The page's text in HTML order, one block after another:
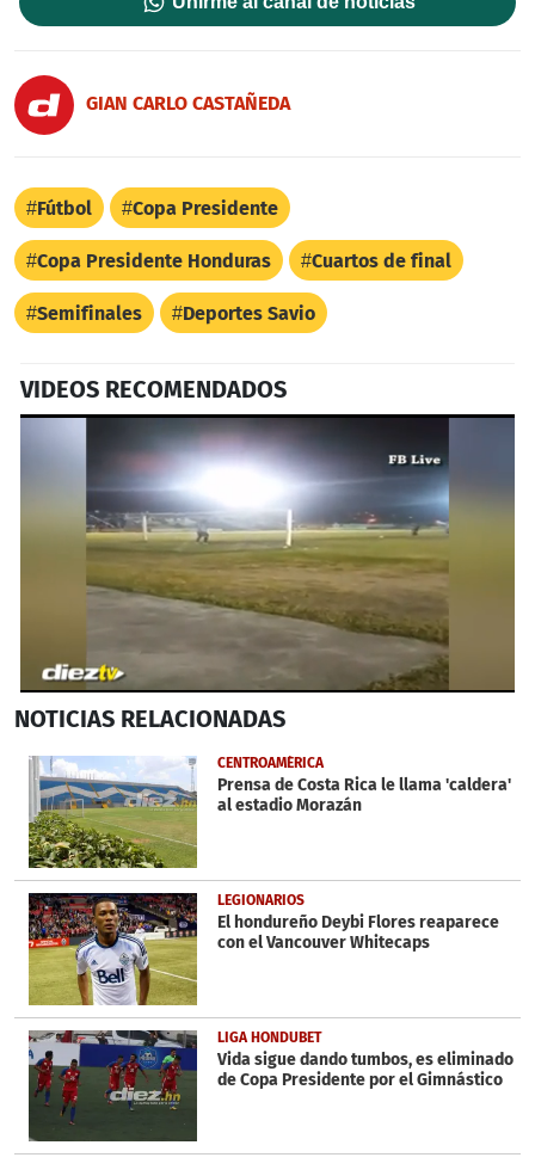
GIAN CARLO CASTAÑEDA
Fútbol Copa Presidente
Copa Presidente Honduras Cuartos de final
Semifinales Deportes Savio
VIDEOS RECOMENDADOS
seconds
47
seconds
NOTICIAS RELACIONADAS
CENTROAMÉRICA
Prensa de Costa Rica le llama 'caldera'
al estadio Morazán
LEGIONARIOS
El hondureño Deybi Flores reaparece
con el Vancouver Whitecaps
LIGA HONDUBET
Vida sigue dando tumbos, es eliminado
de Copa Presidente por el Gimnástico